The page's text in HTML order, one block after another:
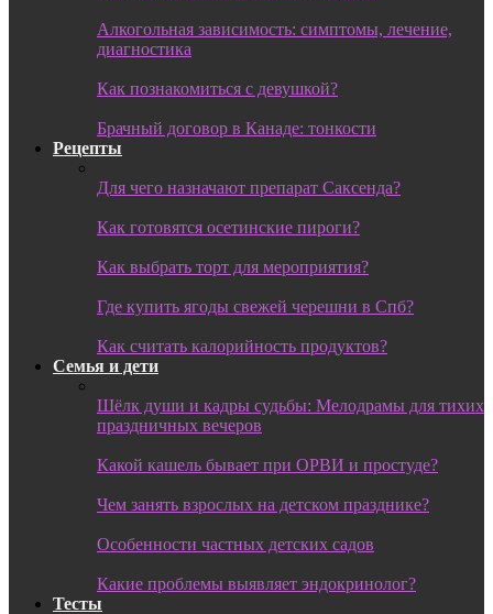
Алкогольная зависимость: симптомы, лечение,
диагностика
Как познакомиться с девушкой?
Брачный договор в Канаде: тонкости
Рецепты
Для чего назначают препарат Саксенда?
Как готовятся осетинские пироги?
Как выбрать торт для мероприятия?
Где купить ягоды свежей черешни в Спб?
Как считать калорийность продуктов?
Семья и дети
Шёлк души и кадры судьбы: Мелодрамы для тихих
праздничных вечеров
Какой кашель бывает при ОРВИ и простуде?
Чем занять взрослых на детском празднике?
Особенности частных детских садов
Какие проблемы выявляет эндокринолог?
Тесты